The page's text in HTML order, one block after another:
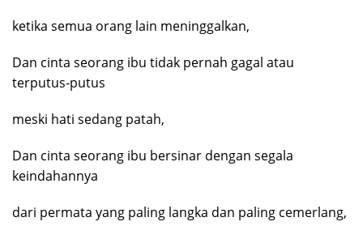
ketika semua orang lain meninggalkan,
Dan cinta seorang ibu tidak pernah gagal atau
terputus-putus
meski hati sedang patah,
Dan cinta seorang ibu bersinar dengan segala
keindahannya
dari permata yang paling langka dan paling cemerlang,